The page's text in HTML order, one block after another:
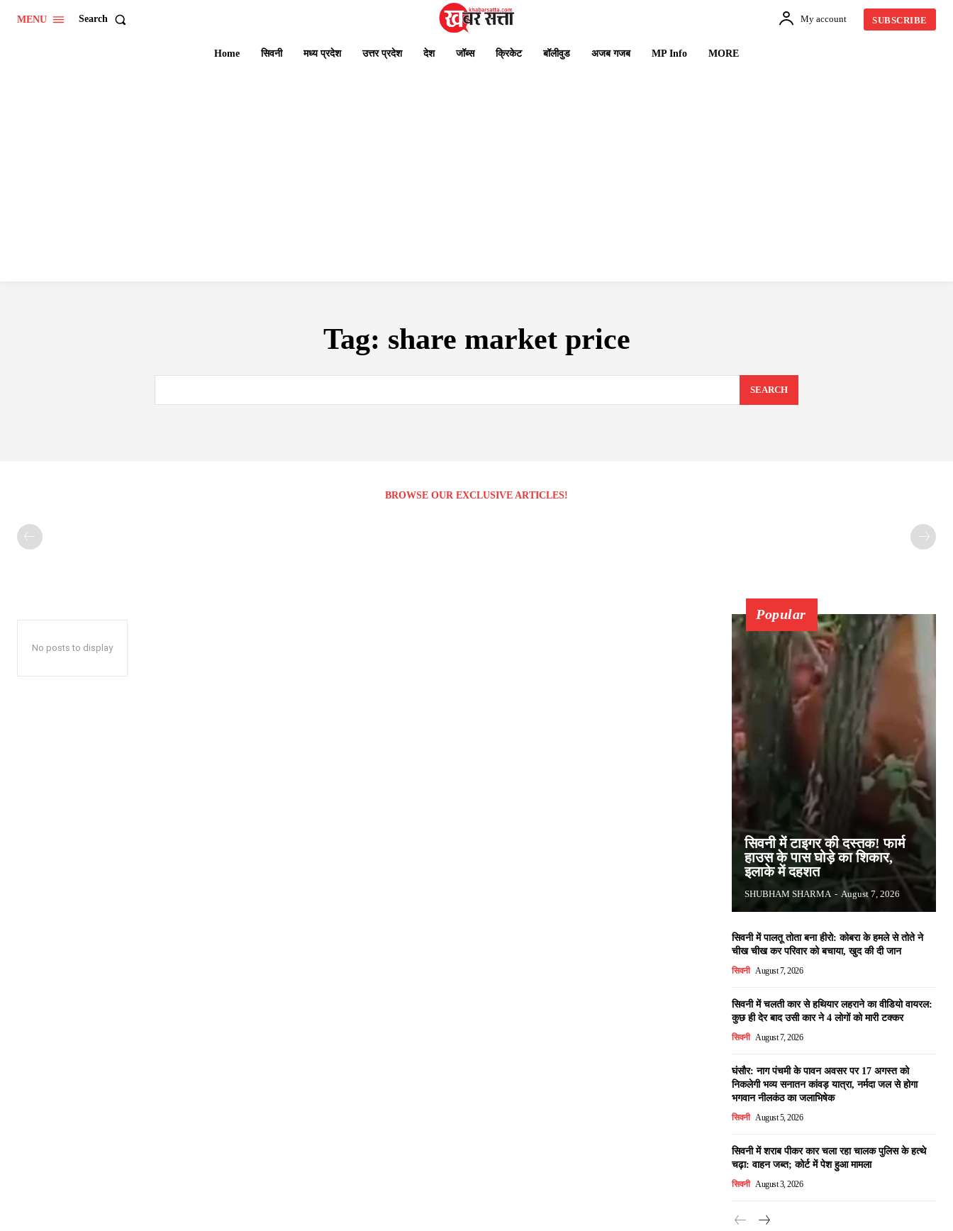
MENU Search My account SUBSCRIBE
Home सिवनी मध्य प्रदेश उत्तर प्रदेश देश जॉब्स क्रिकेट बॉलीवुड अजब गजब MP Info MORE
Tag: share market price
SEARCH
BROWSE OUR EXCLUSIVE ARTICLES!
No posts to display
Popular
सिवनी में टाइगर की दस्तक! फार्म
हाउस के पास घोड़े का शिकार,
इलाके में दहशत
SHUBHAM SHARMA - August 7, 2026
सिवनी में पालतू तोता बना हीरो: कोबरा के हमले से तोते ने
चीख चीख कर परिवार को बचाया, खुद की दी जान
सिवनी August 7, 2026
सिवनी में चलती कार से हथियार लहराने का वीडियो वायरल:
कुछ ही देर बाद उसी कार ने 4 लोगों को मारी टक्कर
सिवनी August 7, 2026
घंसौर: नाग पंचमी के पावन अवसर पर 17 अगस्त को
निकलेगी भव्य सनातन कांवड़ यात्रा, नर्मदा जल से होगा
भगवान नीलकंठ का जलाभिषेक
सिवनी August 5, 2026
सिवनी में शराब पीकर कार चला रहा चालक पुलिस के हत्थे
चढ़ा: वाहन जब्त; कोर्ट में पेश हुआ मामला
सिवनी August 3, 2026